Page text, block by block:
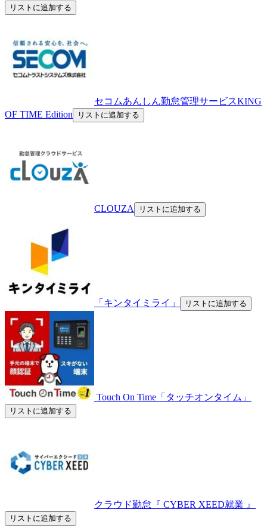
リストに追加する
セコムあんしん勤怠管理サービスKING
OF TIME Edition
リストに追加する
CLOUZA リストに追加する
「キンタイミライ」 リストに追加する
Touch On Time「タッチオンタイム」
リストに追加する
クラウド勤怠『 CYBER XEED就業 』
リストに追加する